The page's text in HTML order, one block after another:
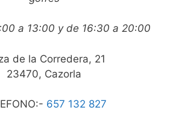
a 13:00 y de 16:30 a 20:00
de la Corredera, 21
23470, Cazorla
657 132 827